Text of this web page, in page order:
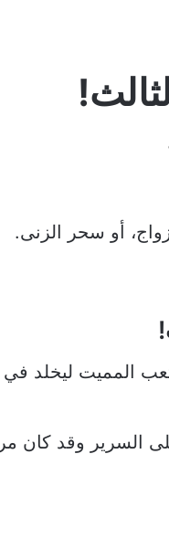
أو سحر الزنى.
المميت ليخلد
السرير وقد كان